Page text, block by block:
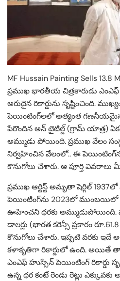
MF Hussain Painting Sells
ప్రముఖ భారతీయ చిత్రకారుడు
అరుదైన రికార్డును సృష్టించింది.
పెయింటింగ్‌లలో అత్యంత
పేరొందిన అన్ టైటిల్డ్ (గ్రామ్ యాత్ర)
అమ్ముడు పోయింది. ప్రముఖ వేలం
నిర్వహించిన వేలంలో.. ఈ
కొనుగోలు చేశారు. ఆ పూర్తి వివరాలు
ప్రముఖ ఆర్టిస్ట్ అమృతా షెర్గిల్ 1937లో
పెయింటింగ్‌ను 2023లో
ఊహించని ధరకు
డాలర్లు (భారత కరెన్సీ ప్రకారం
కొనుగోలు చేశారు. ఇప్పటి వరకు
కళాకృతిగా రికార్డులో ఉంది. అయితే
ఎంఎఫ్ హుస్సేన్ పెయింటింగ్ రికార్డు
ఉన్న ధర కంటే రెండు రెట్లు